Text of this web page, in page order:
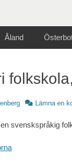
Åland
Lämna en
svenskspråkig